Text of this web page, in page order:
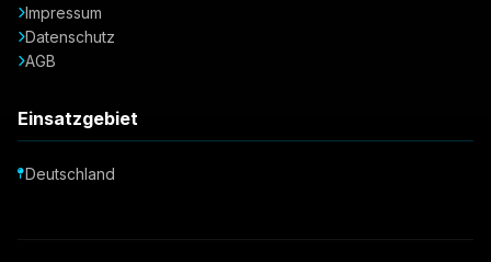
Impressum
Datenschutz
AGB
Einsatzgebiet
Deutschland